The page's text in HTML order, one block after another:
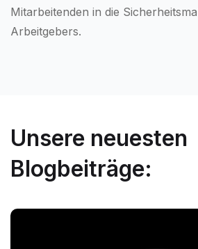
Mitarbeitenden in die
Arbeitgebers.
Unsere neuesten
Blogbeiträge: